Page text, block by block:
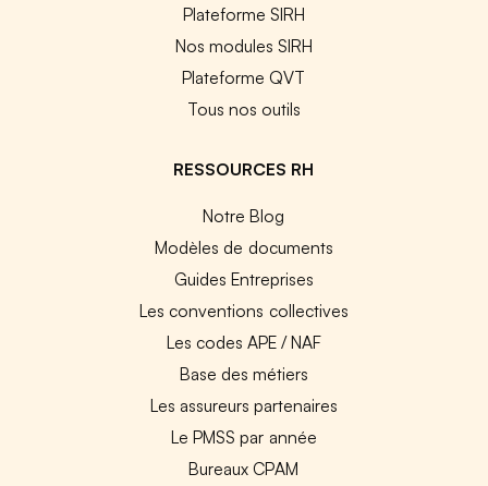
Plateforme SIRH
Nos modules SIRH
Plateforme QVT
Tous nos outils
RESSOURCES RH
Notre Blog
Modèles de documents
Guides Entreprises
Les conventions collectives
Les codes APE / NAF
Base des métiers
Les assureurs partenaires
Le PMSS par année
Bureaux CPAM